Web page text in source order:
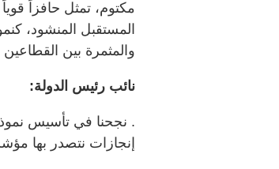
مكتوم، تمثل حافزاً
المستقبل المنشود،
والمثمرة بين
نائب رئيس الدولة:
. نجحنا في تأسيس
إنجازات نتصدر بها